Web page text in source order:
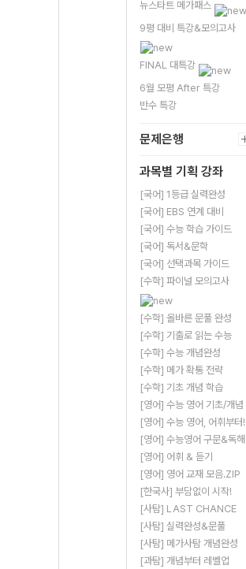
뉴스타트 메가패스
9평 대비 특강&모의고사
FINAL 대특강
6월 모평 After 특강
반수 특강
문제은행
과목별 기획 강좌
[국어] 1등급 실력완성
[국어] EBS 연계 대비
[국어] 수능 학습 가이드
[국어] 독서&문학
[국어] 선택과목 가이드
[수학] 파이널 모의고사
[수학] 올바른 문풀 완성
[수학] 기출로 읽는 수능
[수학] 수능 개념완성
[수학] 메가 확통 전략
[수학] 기초 개념 학습
[영어] 수능 영어 기초/개념
[영어] 수능 영어, 어휘부터!
[영어] 수능영어 구문&독해
[영어] 어휘 & 듣기
[영어] 영어 교재 모음.ZIP
[한국사] 부담없이 시작!
[사탐] LAST CHANCE
[사탐] 실력완성&문풀
[사탐] 메가사탐 개념완성
[과탐] 개념부터 레벨업